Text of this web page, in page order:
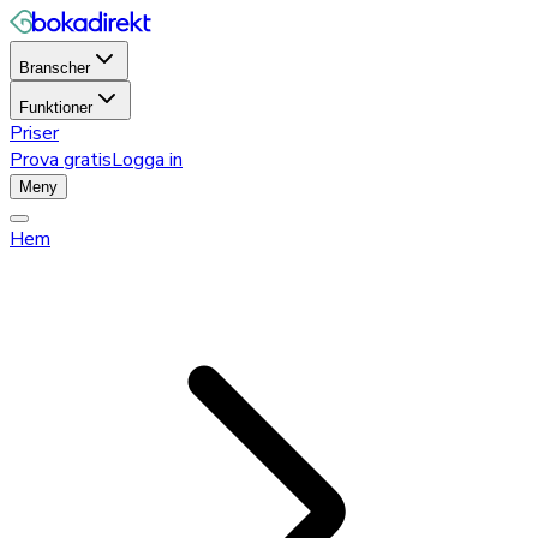
Branscher
Funktioner
Priser
Prova gratisLogga in
Meny
Hem